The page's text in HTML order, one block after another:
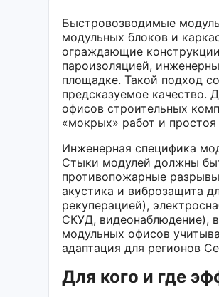
Быстровозводимые
модульных блоков и
ограждающие
пароизоляцией,
площадке. Такой подход
предсказуемое качество.
офисов строительных
«мокрых» работ и простоя
Инженерная специфика
Стыки модулей должны
противопожарные
акустика и виброзащита
рекуперацией),
СКУД, видеонаблюдение),
модульных офисов
адаптация для регионов
Для кого и где